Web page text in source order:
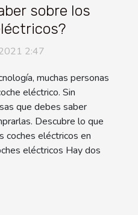
sobre los
2:47
muchas personas
eléctrico. Sin
que debes saber
Descubre lo que
coches eléctricos en
eléctricos Hay dos